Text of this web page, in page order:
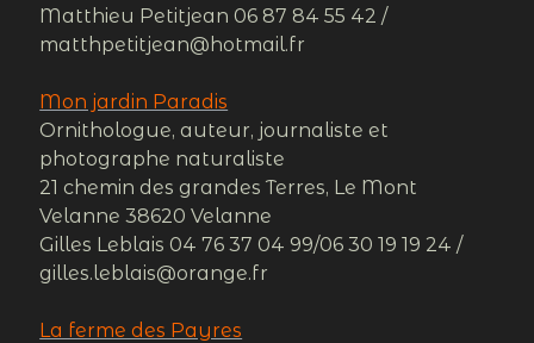
Matthieu Petitjean 06 87 84 55 42 /
matthpetitjean@hotmail.fr
Mon jardin Paradis
Ornithologue, auteur, journaliste et
photographe naturaliste
21 chemin des grandes Terres, Le Mont
Velanne 38620 Velanne
Gilles Leblais 04 76 37 04 99/06 30 19 19 24 /
gilles.leblais@orange.fr
La ferme des Payres